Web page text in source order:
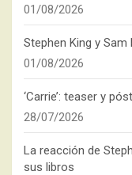
01/08/2026
Stephen King y Sam
01/08/2026
‘Carrie’: teaser y
28/07/2026
La reacción de
sus libros